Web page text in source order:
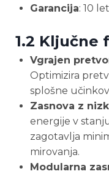
Garancija: 10 let
1.2 Ključne
Vgrajen
Optimizira
splošne
Zasnova z
energije v
zagotavlja
mirovanja.
Modularna